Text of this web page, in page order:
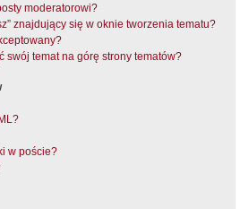
moderatorowi?
znajdujący się w oknie tworzenia tematu?
swój temat na górę strony tematów?
w poście?